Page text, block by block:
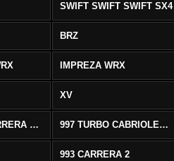
SWIFT SWIFT SWIFT SX4
BRZ
IMPREZA WRX
XV
997 TURBO/CARRERA 4/4S AWD 997 TURBO CABRIOLET AWD
993 CARRERA 2